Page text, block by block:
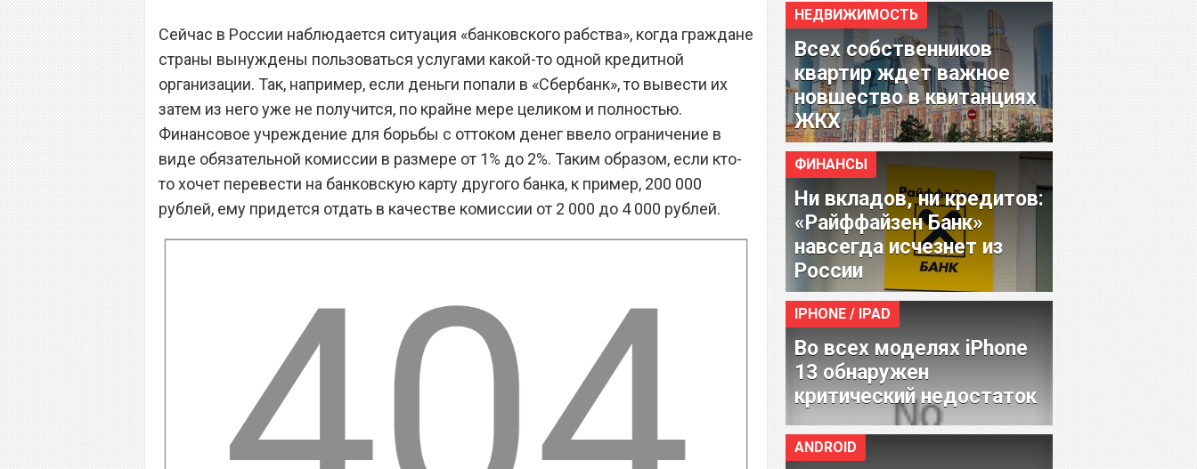
Сейчас в России наблюдается ситуация «банковского рабства», когда граждане
страны вынуждены пользоваться услугами какой-то одной кредитной
организации. Так, например, если деньги попали в «Сбербанк», то вывести их
затем из него уже не получится, по крайне мере целиком и полностью.
Финансовое учреждение для борьбы с оттоком денег ввело ограничение в
виде обязательной комиссии в размере от 1% до 2%. Таким образом, если кто-
то хочет перевести на банковскую карту другого банка, к пример, 200 000
рублей, ему придется отдать в качестве комиссии от 2 000 до 4 000 рублей.
НЕДВИЖИМОСТЬ
Всех собственников
квартир ждет важное
новшество в квитанциях
ЖКХ
ФИНАНСЫ
Ни вкладов, ни кредитов:
«Райффайзен Банк»
навсегда исчезнет из
России
IPHONE / IPAD
Во всех моделях iPhone
13 обнаружен
критический недостаток
ANDROID